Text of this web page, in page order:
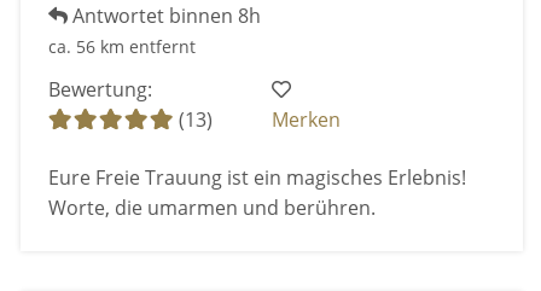
Antwortet binnen 8h
ca. 56 km entfernt
Bewertung:
(13)
Merken
Eure Freie Trauung ist ein magisches Erlebnis!
Worte, die umarmen und berühren.